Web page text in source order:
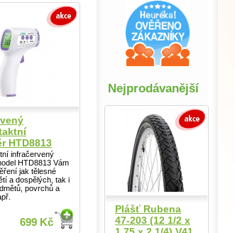
HTD8813
infračervený
HTD8813 Vám
jak tělesné
a dospělých, tak i
povrchů a
699 Kč
Nejprodávanější
Plášť Rubena
47-203 (12 1/2 x